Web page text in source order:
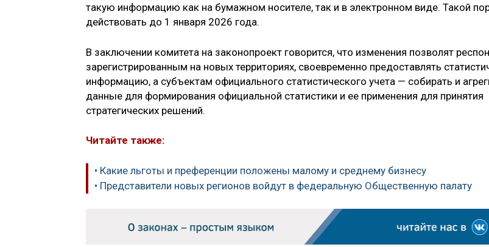
такую информацию как на бумажном носителе, так и в электронном виде. Такой
действовать до 1 января 2026 года.
В заключении комитета на законопроект говорится, что изменения позволят
зарегистрированным на новых территориях, своевременно предоставлять
информацию, а субъектам официального статистического учета — собирать и
данные для формирования официальной статистики и ее применения для принятия
стратегических решений.
Читайте также:
• Какие льготы и преференции положены малому и среднему бизнесу
• Представители новых регионов войдут в федеральную Общественную палату